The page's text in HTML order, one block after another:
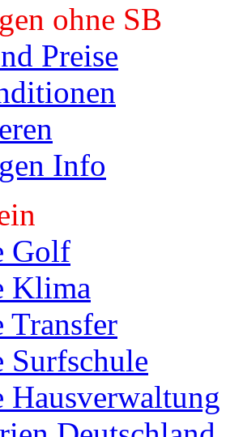
ohne SB
Preise
Info
Golf
Klima
Transfer
Surfschule
Hausverwaltung